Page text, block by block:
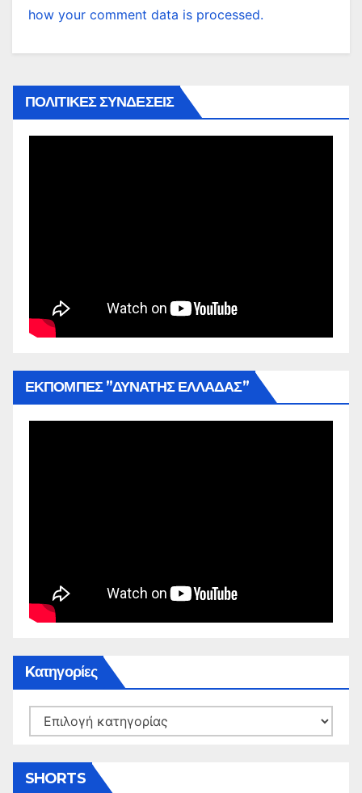
how your comment data is processed.
ΠΟΛΙΤΙΚΕΣ ΣΥΝΔΕΣΕΙΣ
ΕΚΠΟΜΠΕΣ ”ΔΥΝΑΤΗΣ ΕΛΛΑΔΑΣ”
Kατηγορίες
Kατηγορίες
SHORTS